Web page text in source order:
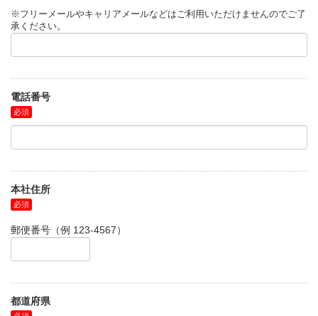
※フリーメールやキャリアメールなどはご利用いただけませんのでご了
承ください。
電話番号
本社住所
郵便番号（例 123-4567）
都道府県